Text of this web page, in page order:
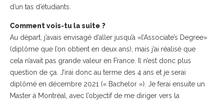
d’un tas d’étudiants.
Comment vois-tu la suite ?
Au départ, j’avais envisagé d’aller jusqu’à «l’Associate’s Degree»
(diplôme que l’on obtient en deux ans), mais j’ai réalisé que
cela n’avait pas grande valeur en France. Il n’est donc plus
question de ça. J’irai donc au terme des 4 ans et je serai
diplômé en décembre 2021 (« Bachelor »). Je ferai ensuite un
Master à Montréal, avec l’objectif de me diriger vers la